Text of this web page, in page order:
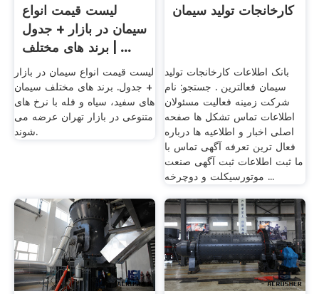
لیست قیمت انواع
سیمان در بازار + جدول
| برند های مختلف ...
لیست قیمت انواع سیمان در بازار
+ جدول. برند های مختلف سیمان
های سفید، سیاه و فله با نرخ های
متنوعی در بازار تهران عرضه می
شوند.
کارخانجات تولید سیمان
بانک اطلاعات کارخانجات تولید
سیمان فعالترین . جستجو: نام
شرکت زمینه فعالیت مسئولان
اطلاعات تماس تشکل ها صفحه
اصلی اخبار و اطلاعیه ها درباره
فعال ترین تعرفه آگهی تماس با
ما ثبت اطلاعات ثبت آگهی صنعت
موتورسیکلت و دوچرخه ...